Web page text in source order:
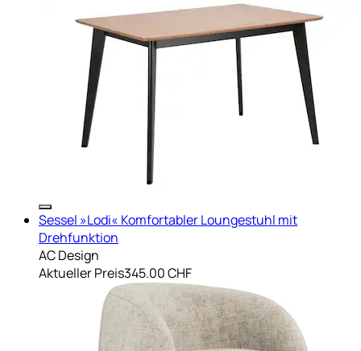
Sessel »Lodi« Komfortabler Loungestuhl mit
Drehfunktion
AC Design
Aktueller Preis345.00 CHF